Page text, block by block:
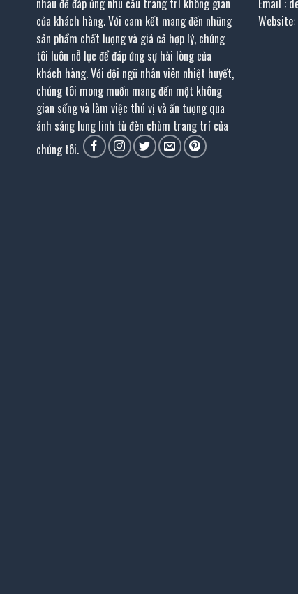
của khách hàng. Với cam kết mang đến những
sản phẩm chất lượng và giá cả hợp lý, chúng
tôi luôn nỗ lực để đáp ứng sự hài lòng của
khách hàng. Với đội ngũ nhân viên nhiệt huyết,
chúng tôi mong muốn mang đến một không
gian sống và làm việc thú vị và ấn tượng qua
ánh sáng lung linh từ đèn chùm trang trí của
chúng tôi.
Website: